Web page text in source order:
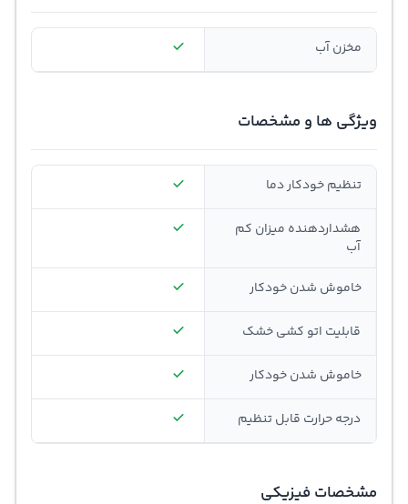
مخزن آب
ویژگی ها و مشخصات
تنظیم خودکار دما
هشداردهنده میزان کم
آب
خاموش شدن خودکار
قابلیت اتو کشی خشک
خاموش شدن خودکار
درجه حرارت قابل تنظیم
مشخصات فیزیکی